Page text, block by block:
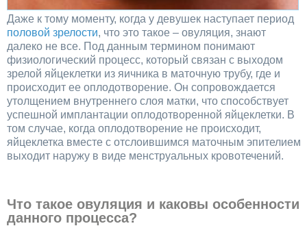
Даже к тому моменту, когда у девушек наступает период
половой зрелости, что это такое – овуляция, знают
далеко не все. Под данным термином понимают
физиологический процесс, который связан с выходом
зрелой яйцеклетки из яичника в маточную трубу, где и
происходит ее оплодотворение. Он сопровождается
утолщением внутреннего слоя матки, что способствует
успешной имплантации оплодотворенной яйцеклетки. В
том случае, когда оплодотворение не происходит,
яйцеклетка вместе с отслоившимся маточным эпителием
выходит наружу в виде менструальных кровотечений.
Что такое овуляция и каковы особенности
данного процесса?